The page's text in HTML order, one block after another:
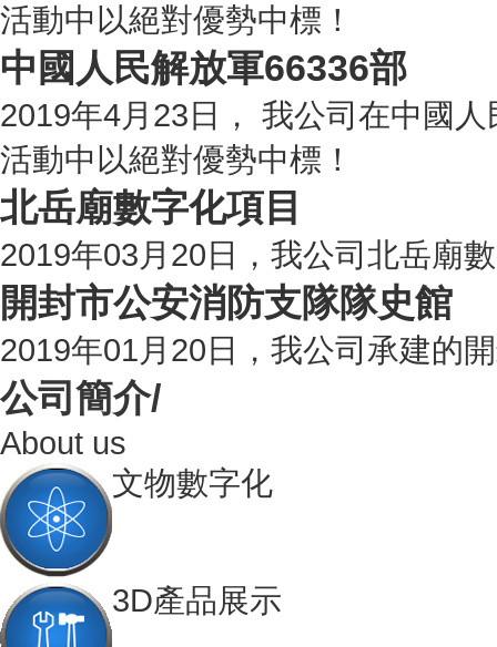
活動中以絕對優勢中標！
中國人民解放軍66336部
2019年4月23日， 我公司在中國
活動中以絕對優勢中標！
北岳廟數字化項目
2019年03月20日，我公司北岳廟
開封市公安消防支隊隊史館
2019年01月20日，我公司承建的
公司簡介/
About us
文物數字化
3D產品展示